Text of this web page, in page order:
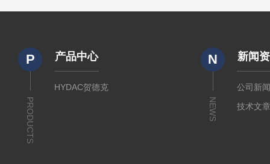
P
PRODUCTS
产品中心
HYDAC贺德克
N
NEWS
新闻
公司新
技术文